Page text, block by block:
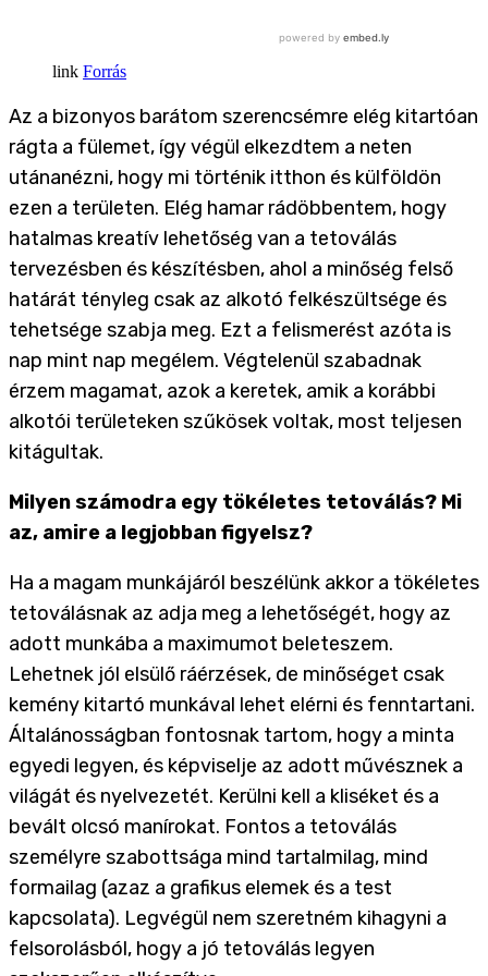
Forrás
Az a bizonyos barátom szerencsémre elég kitartóan
rágta a fülemet, így végül elkezdtem a neten
utánanézni, hogy mi történik itthon és külföldön
ezen a területen. Elég hamar rádöbbentem, hogy
hatalmas kreatív lehetőség van a tetoválás
tervezésben és készítésben, ahol a minőség felső
határát tényleg csak az alkotó felkészültsége és
tehetsége szabja meg. Ezt a felismerést azóta is
nap mint nap megélem. Végtelenül szabadnak
érzem magamat, azok a keretek, amik a korábbi
alkotói területeken szűkösek voltak, most teljesen
kitágultak.
Milyen számodra egy tökéletes tetoválás? Mi
az, amire a legjobban figyelsz?
Ha a magam munkájáról beszélünk akkor a tökéletes
tetoválásnak az adja meg a lehetőségét, hogy az
adott munkába a maximumot beleteszem.
Lehetnek jól elsülő ráérzések, de minőséget csak
kemény kitartó munkával lehet elérni és fenntartani.
Általánosságban fontosnak tartom, hogy a minta
egyedi legyen, és képviselje az adott művésznek a
világát és nyelvezetét. Kerülni kell a kliséket és a
bevált olcsó manírokat. Fontos a tetoválás
személyre szabottsága mind tartalmilag, mind
formailag (azaz a grafikus elemek és a test
kapcsolata). Legvégül nem szeretném kihagyni a
felsorolásból, hogy a jó tetoválás legyen